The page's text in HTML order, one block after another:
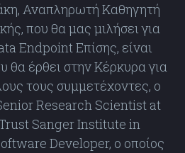
Αναπληρωτή Καθηγητή
που θα μας μιλήσει για
Endpoint Επίσης, είναι
θα έρθει στην Κέρκυρα για
τους συμμετέχοντες, ο
Research Scientist at
Sanger Institute in
Developer, ο οποίος